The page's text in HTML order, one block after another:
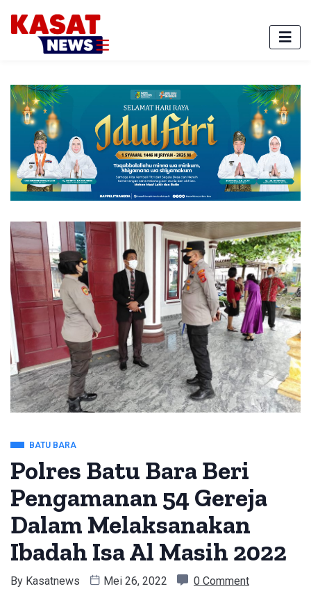
BATU BARA
Polres Batu Bara Beri
Pengamanan 54 Gereja
Dalam Melaksanakan
Ibadah Isa Al Masih 2022
By Kasatnews Mei 26, 2022 0 Comment